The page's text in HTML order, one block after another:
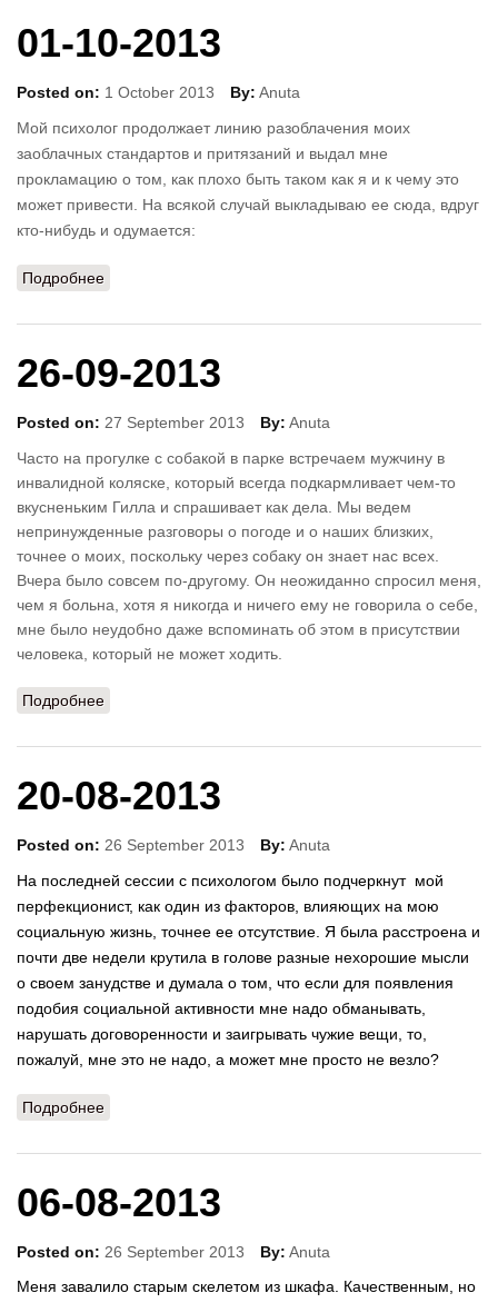
01-10-2013
Posted on: 1 October 2013 By: Anuta
Мой психолог продолжает линию разоблачения моих
заоблачных стандартов и притязаний и выдал мне
прокламацию о том, как плохо быть таком как я и к чему это
может привести. На всякой случай выкладываю ее сюда, вдруг
кто-нибудь и одумается:
Подробнее
26-09-2013
Posted on: 27 September 2013 By: Anuta
Часто на прогулке с собакой в парке встречаем мужчину в
инвалидной коляске, который всегда подкармливает чем-то
вкусненьким Гилла и спрашивает как дела. Мы ведем
непринужденные разговоры о погоде и о наших близких,
точнее о моих, поскольку через собаку он знает нас всех.
Вчера было совсем по-другому. Он неожиданно спросил меня,
чем я больна, хотя я никогда и ничего ему не говорила о себе,
мне было неудобно даже вспоминать об этом в присутствии
человека, который не может ходить.
Подробнее
20-08-2013
Posted on: 26 September 2013 By: Anuta
На последней сессии с психологом было подчеркнут мой
перфекционист, как один из факторов, влияющих на мою
социальную жизнь, точнее ее отсутствие. Я была расстроена и
почти две недели крутила в голове разные нехорошие мысли
о своем занудстве и думала о том, что если для появления
подобия социальной активности мне надо обманывать,
нарушать договоренности и заигрывать чужие вещи, то,
пожалуй, мне это не надо, а может мне просто не везло?
Подробнее
06-08-2013
Posted on: 26 September 2013 By: Anuta
Меня завалило старым скелетом из шкафа. Качественным, но